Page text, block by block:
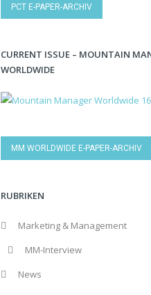
PCT E-PAPER-ARCHIV
CURRENT ISSUE – MOUNTAIN
WORLDWIDE
MM WORLDWIDE E-PAPER-ARCHIV
RUBRIKEN
Marketing & Management
MM-Interview
News